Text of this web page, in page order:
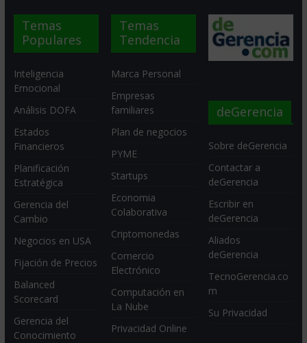
Temas
Populares
Inteligencia
Emocional
Análisis DOFA
Estados
Financieros
Planificación
Estratégica
Gerencia del
Cambio
Negocios en USA
Fijación de Precios
Balanced
Scorecard
Gerencia del
Conocimiento
Temas
Tendencia
Marca Personal
Empresas
familiares
Plan de negocios
PYME
Startups
Economia
Colaborativa
Criptomonedas
Comercio
Electrónico
Computación en
La Nube
Privacidad Online
deGerencia
Sobre deGerencia
Contactar a
deGerencia
Escribir en
deGerencia
Aliados
deGerencia
TecnoGerencia.co
m
Su Privacidad